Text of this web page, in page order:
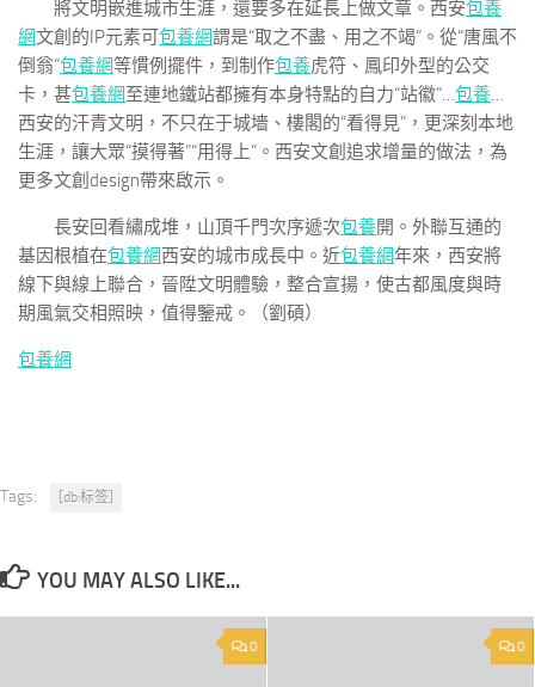
將文明嵌進城市生涯，還要多在延長上做文章。西安包養
網文創的IP元素可包養網謂是“取之不盡、用之不竭”。從“唐風不
倒翁”包養網等慣例擺件，到制作包養虎符、鳳印外型的公交
卡，甚包養網至連地鐵站都擁有本身特點的自力“站徽”…包養…
西安的汗青文明，不只在于城墻、樓閣的“看得見”，更深刻本地
生涯，讓大眾“摸得著”“用得上”。西安文創追求增量的做法，為
更多文創design帶來啟示。
長安回看繡成堆，山頂千門次序遞次包養開。外聯互通的
基因根植在包養網西安的城市成長中。近包養網年來，西安將
線下與線上聯合，晉陞文明體驗，整合宣揚，使古都風度與時
期風氣交相照映，值得鑒戒。
（劉碩）
包養網
Tags: [db:标签]
YOU MAY ALSO LIKE...
0 0